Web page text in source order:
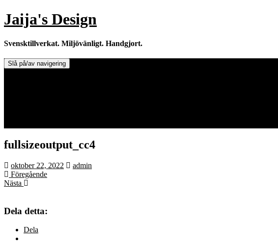
Hoppa
till
Jaija's Design
Svensktillverkat. Miljövänligt. Handgjort.
Slå på/av navigering
fullsizeoutput_cc4
oktober 22, 2022
admin
Föregående
Nästa
Dela detta:
Dela